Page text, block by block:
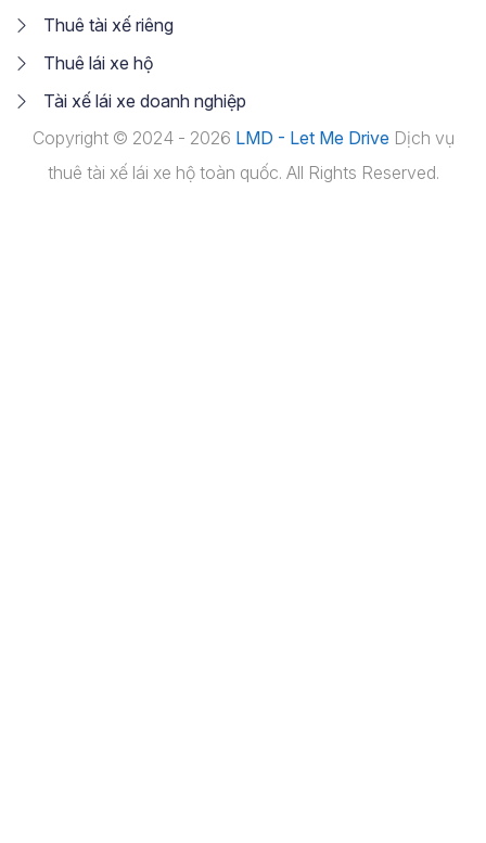
Thuê tài xế riêng
Thuê lái xe hộ
Tài xế lái xe doanh nghiệp
Copyright © 2024 - 2026 LMD - Let Me Drive Dịch vụ
thuê tài xế lái xe hộ toàn quốc. All Rights Reserved.